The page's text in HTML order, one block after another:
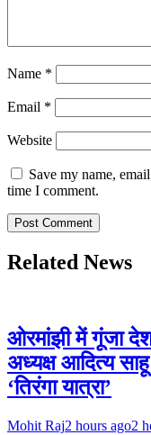
Name *
Email *
Website
Save my name,
time I comment.
Related News
ओरमांझी में गूंजा
अध्यक्ष आदित्य
‘तिरंगा यात्रा’
Mohit Raj2 hours ago2